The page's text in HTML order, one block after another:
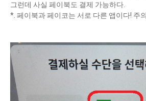
그런데 사실 페이북도 결제 가능하다.
*. 페이북과 페이코는 서로 다른 앱이다! 주